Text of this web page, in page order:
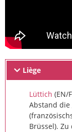
Liège
Lüttich (EN/
Abstand
Brüssel).